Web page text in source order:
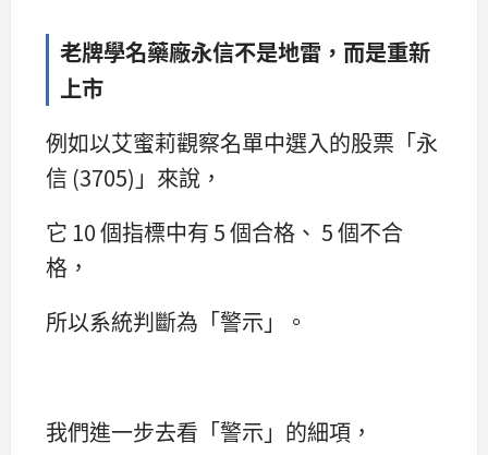
老牌學名藥廠永信不是地雷，而是重新
上市
例如以艾蜜莉觀察名單中選入的股票「永
信 (3705)」來說，
它 10 個指標中有 5 個合格、 5 個不合
格，
所以系統判斷為「警示」。
我們進一步去看「警示」的細項，